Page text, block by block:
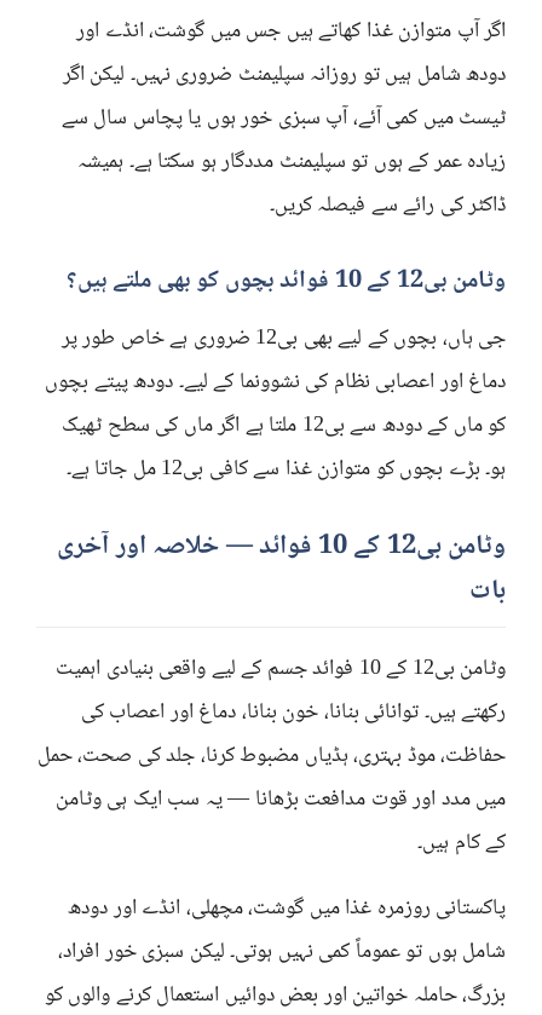
اگر آپ متوازن غذا کھاتے ہیں جس میں گوشت، انڈے اور
دودھ شامل ہیں تو روزانہ سپلیمنٹ ضروری نہیں۔ لیکن اگر
ٹیسٹ میں کمی آئے، آپ سبزی خور ہوں یا پچاس سال سے
زیادہ عمر کے ہوں تو سپلیمنٹ مددگار ہو سکتا ہے۔ ہمیشہ
ڈاکٹر کی رائے سے فیصلہ کریں۔
وٹامن بی12 کے 10 فوائد بچوں کو بھی ملتے ہیں؟
جی ہاں، بچوں کے لیے بھی بی12 ضروری ہے خاص طور پر
دماغ اور اعصابی نظام کی نشوونما کے لیے۔ دودھ پیتے بچوں
کو ماں کے دودھ سے بی12 ملتا ہے اگر ماں کی سطح ٹھیک
ہو۔ بڑے بچوں کو متوازن غذا سے کافی بی12 مل جاتا ہے۔
وٹامن بی12 کے 10 فوائد — خلاصہ اور آخری
بات
وٹامن بی12 کے 10 فوائد جسم کے لیے واقعی بنیادی اہمیت
رکھتے ہیں۔ توانائی بنانا، خون بنانا، دماغ اور اعصاب کی
حفاظت، موڈ بہتری، ہڈیاں مضبوط کرنا، جلد کی صحت، حمل
میں مدد اور قوت مدافعت بڑھانا — یہ سب ایک ہی وٹامن
کے کام ہیں۔
پاکستانی روزمرہ غذا میں گوشت، مچھلی، انڈے اور دودھ
شامل ہوں تو عموماً کمی نہیں ہوتی۔ لیکن سبزی خور افراد،
بزرگ، حاملہ خواتین اور بعض دوائیں استعمال کرنے والوں کو